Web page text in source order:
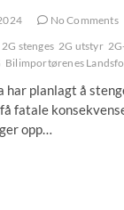
No Comments
2G stenges 2G utstyr
Bilimportørenes
har planlagt å
fatale
opp…